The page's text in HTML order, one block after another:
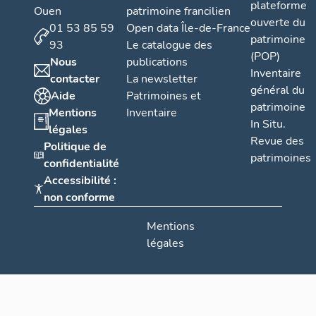
Ouen
01 53 85 59
93
Nous
contacter
Aide
Mentions
légales
Politique de
confidentialité
Accessibilité :
non conforme
patrimoine francilien
Open data Île-de-France
Le catalogue des
publications
La newsletter
Patrimoines et
Inventaire
plateforme
ouverte du
patrimoine
(POP)
Inventaire
général du
patrimoine
In Situ.
Revue des
patrimoines
Mentions
légales